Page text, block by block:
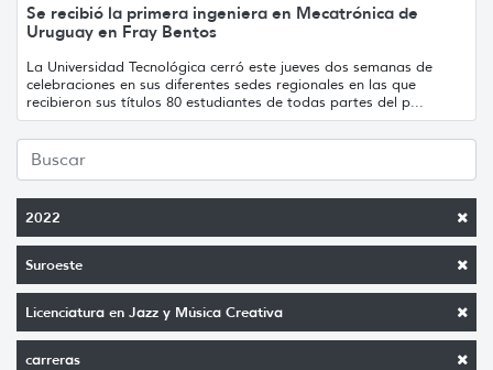
2022
Suroeste
Licenciatura en Jazz y Música Creativa
carreras
Se recibió la primera ingeniera en Mecatrónica de
Uruguay en Fray Bentos
La Universidad Tecnológica cerró este jueves dos semanas de
celebraciones en sus diferentes sedes regionales en las que
recibieron sus títulos 80 estudiantes de todas partes del p...